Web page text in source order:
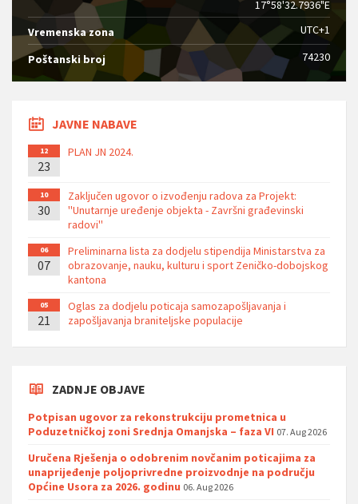
17°58'32.7936"E
Vremenska zona
UTC+1
Poštanski broj 74230
JAVNE NABAVE
12
23
PLAN JN 2024.
10
30
Zaključen ugovor o izvođenju radova za Projekt:
''Unutarnje uređenje objekta - Završni građevinski
radovi''
06
07
Preliminarna lista za dodjelu stipendija Ministarstva za
obrazovanje, nauku, kulturu i sport Zeničko-dobojskog
kantona
05
21
Oglas za dodjelu poticaja samozapošljavanja i
zapošljavanja braniteljske populacije
ZADNJE OBJAVE
Potpisan ugovor za rekonstrukciju prometnica u
Poduzetničkoj zoni Srednja Omanjska – faza VI 07. Aug 2026
Uručena Rješenja o odobrenim novčanim poticajima za
unaprijeđenje poljoprivredne proizvodnje na području
Općine Usora za 2026. godinu 06. Aug 2026